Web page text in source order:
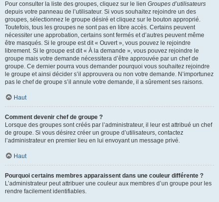
Pour consulter la liste des groupes, cliquez sur le lien Groupes d’utilisateurs
depuis votre panneau de l’utilisateur. Si vous souhaitez rejoindre un des
groupes, sélectionnez le groupe désiré et cliquez sur le bouton approprié.
Toutefois, tous les groupes ne sont pas en libre accès. Certains peuvent
nécessiter une approbation, certains sont fermés et d’autres peuvent même
être masqués. Si le groupe est dit « Ouvert », vous pouvez le rejoindre
librement. Si le groupe est dit « À la demande », vous pouvez rejoindre le
groupe mais votre demande nécessitera d’être approuvée par un chef de
groupe. Ce dernier pourra vous demander pourquoi vous souhaitez rejoindre
le groupe et ainsi décider s’il approuvera ou non votre demande. N’importunez
pas le chef de groupe s’il annule votre demande, il a sûrement ses raisons.
Haut
Comment devenir chef de groupe ?
Lorsque des groupes sont créés par l’administrateur, il leur est attribué un chef
de groupe. Si vous désirez créer un groupe d’utilisateurs, contactez
l’administrateur en premier lieu en lui envoyant un message privé.
Haut
Pourquoi certains membres apparaissent dans une couleur différente ?
L’administrateur peut attribuer une couleur aux membres d’un groupe pour les
rendre facilement identifiables.